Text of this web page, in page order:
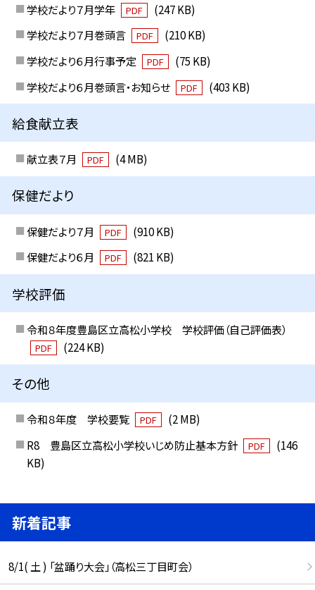
学校だより７月学年 PDF
(247 KB)
学校だより７月巻頭言
PDF
(210 KB)
学校だより６月行事予定
PDF
(75 KB)
学校だより６月巻頭言・お知らせ
PDF (403 KB)
給食献立表
献立表７月 PDF (4 MB)
保健だより
保健だより７月 PDF
(910 KB)
保健だより６月
PDF (821 KB)
学校評価
令和８年度豊島区立高松小学校 学校評価（自己評価表）
PDF (224 KB)
その他
令和８年度 学校要覧 PDF
(2 MB)
R8 豊島区立高松小学校いじめ防止基本方針
PDF
(146
KB)
新着記事
8/1( 土 ) 「盆踊り大会」（高松三丁目町会）